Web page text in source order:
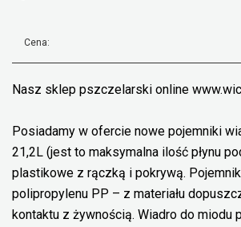
Cena:
Nasz sklep pszczelarski online
Posiadamy w ofercie nowe pojemniki
21,2L (jest to maksymalna ilość płynu
plastikowe z rączką i pokrywą.
polipropylenu PP – z materiału
kontaktu z żywnością. Wiadro do miodu